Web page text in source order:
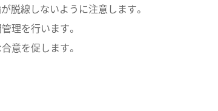
脱線しないように注意します。
理を行います。
意を促します。